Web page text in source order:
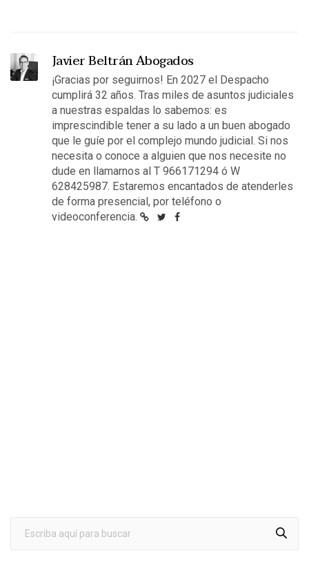
Javier Beltrán Abogados
¡Gracias por seguirnos! En 2027 el Despacho
cumplirá 32 años. Tras miles de asuntos judiciales
a nuestras espaldas lo sabemos: es
imprescindible tener a su lado a un buen abogado
que le guíe por el complejo mundo judicial. Si nos
necesita o conoce a alguien que nos necesite no
dude en llamarnos al T 966171294 ó W
628425987. Estaremos encantados de atenderles
de forma presencial, por teléfono o
videoconferencia.